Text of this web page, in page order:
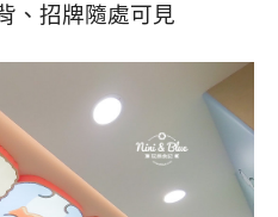
、招牌隨處可見